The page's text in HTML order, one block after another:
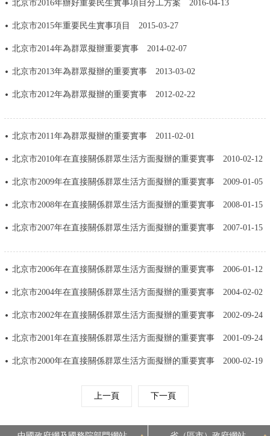
便民服務 利企服務 投資項目
仲介服務 陽光政務
政民互動
參與調查 線上訪談
北京概況 十六區概覽 人文北京
多語種
ENGLISH 한국어 日本語
DEUTSCH FRANÇAIS РУССКИЙ ЯЗЫК
北京市2016年辦好重要民生實事項目分工方案 2016-04-13
北京市2015年重要民生實事項目 2015-03-27
北京市2014年為群眾擬辦重要實事 2014-02-07
北京市2013年為群眾擬辦的重要實事 2013-03-02
北京市2012年為群眾擬辦的重要實事 2012-02-22
北京市2011年為群眾擬辦的重要實事 2011-02-01
北京市2010年在直接關係群眾生活方面擬辦的重要實事 2010-02-12
北京市2009年在直接關係群眾生活方面擬辦的重要實事 2009-01-05
北京市2008年在直接關係群眾生活方面擬辦的重要實事 2008-01-15
北京市2007年在直接關係群眾生活方面擬辦的重要實事 2007-01-15
北京市2006年在直接關係群眾生活方面擬辦的重要實事 2006-01-12
北京市2004年在直接關係群眾生活方面擬辦的重要實事 2004-02-02
北京市2002年在直接關係群眾生活方面擬辦的重要實事 2002-09-24
北京市2001年在直接關係群眾生活方面擬辦的重要實事 2001-09-24
北京市2000年在直接關係群眾生活方面擬辦的重要實事 2000-02-19
上一頁 下一頁